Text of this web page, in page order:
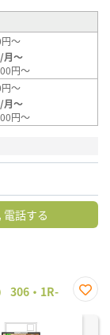
～
月～
円～
～
月～
円～
電話する
306・1R-
に入